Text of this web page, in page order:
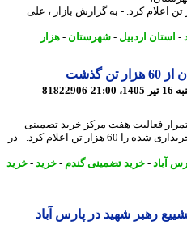
شده را 60 هزار تن اعلام کرد. - به گزارش بازار ، علی
اردبیل -شهرستان-هزار
81822906
فعالیت هفت مرکز خرید تضمینی
گندم در این شهرستان، میزان محصول خریداری شده را 60 هزار تن اعلام کرد. - در
- خرید تضمینی گندم-خرید- خرید
رهبر شهید در پارس آباد